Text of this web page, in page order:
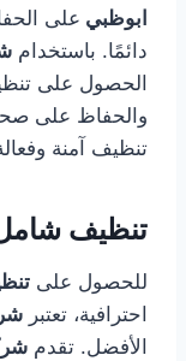
ابوظبي على
دائمًا. باستخدام
الحصول على
والحفاظ على
تنظيف آمنة
تنظيف
للحصول على
احترافية، تعتبر
الأفضل. تقدم